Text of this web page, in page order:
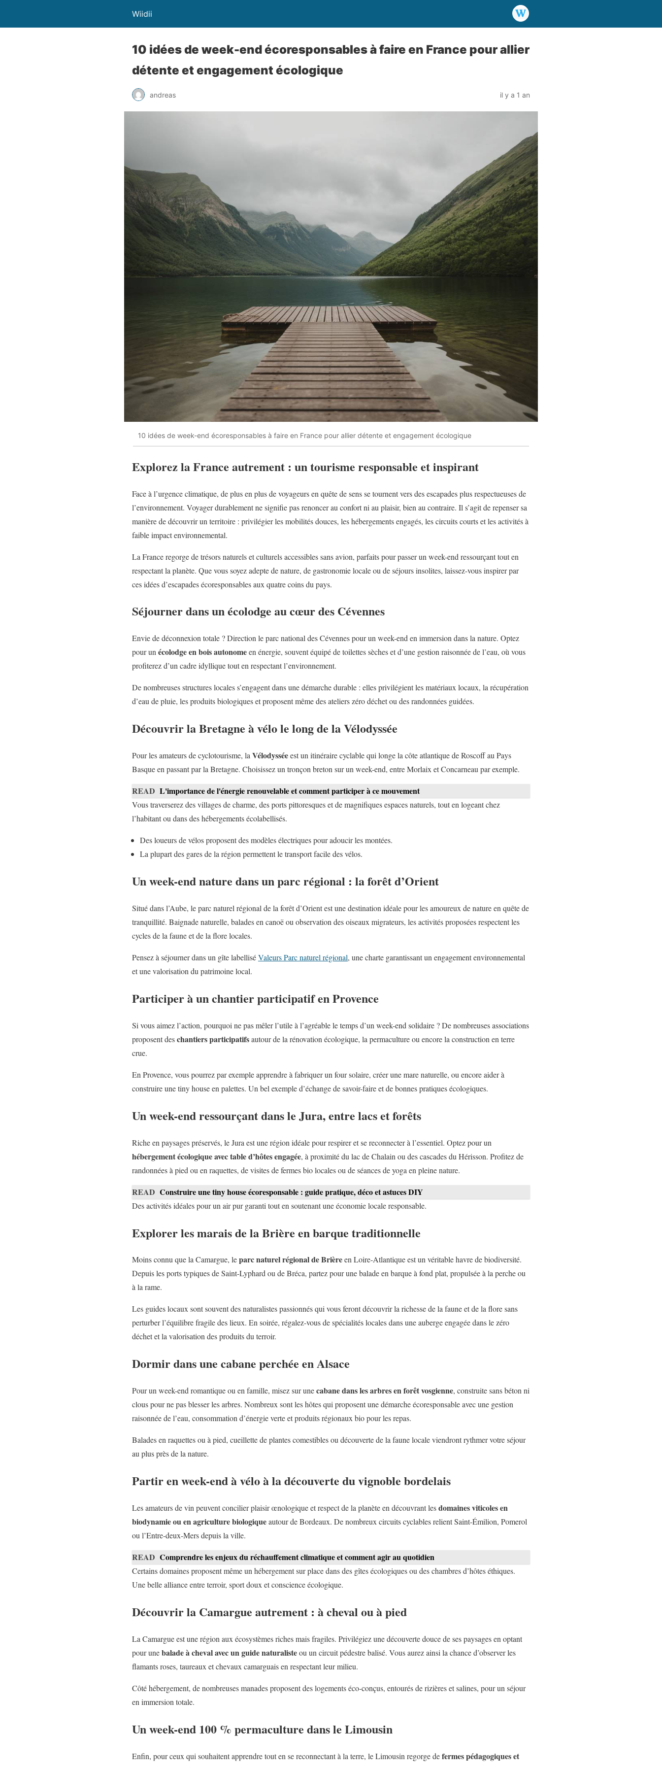
Wiidii
10 idées de week-end écoresponsables à faire en France pour allier
détente et engagement écologique
andreas il y a 1 an
10 idées de week-end écoresponsables à faire en France pour allier détente et engagement écologique
Explorez la France autrement : un tourisme responsable et inspirant
Face à l’urgence climatique, de plus en plus de voyageurs en quête de sens se tournent vers des escapades plus respectueuses de
l’environnement. Voyager durablement ne signifie pas renoncer au confort ni au plaisir, bien au contraire. Il s’agit de repenser sa
manière de découvrir un territoire : privilégier les mobilités douces, les hébergements engagés, les circuits courts et les activités à
faible impact environnemental.
La France regorge de trésors naturels et culturels accessibles sans avion, parfaits pour passer un week-end ressourçant tout en
respectant la planète. Que vous soyez adepte de nature, de gastronomie locale ou de séjours insolites, laissez-vous inspirer par
ces idées d’escapades écoresponsables aux quatre coins du pays.
Séjourner dans un écolodge au cœur des Cévennes
Envie de déconnexion totale ? Direction le parc national des Cévennes pour un week-end en immersion dans la nature. Optez
pour unécolodge en bois autonomeen énergie, souvent équipé de toilettes sèches et d’une gestion raisonnée de l’eau, où vous
profiterez d’un cadre idyllique tout en respectant l’environnement.
De nombreuses structures locales s’engagent dans une démarche durable : elles privilégient les matériaux locaux, la récupération
d’eau de pluie, les produits biologiques et proposent même des ateliers zéro déchet ou des randonnées guidées.
Découvrir la Bretagne à vélo le long de la Vélodyssée
Pour les amateurs de cyclotourisme, la Vélodysséeest un itinéraire cyclable qui longe la côte atlantique de Roscoff au Pays
Basque en passant par la Bretagne. Choisissez un tronçon breton sur un week-end, entre Morlaix et Concarneau par exemple.
READ L'importance de l'énergie renouvelable et comment participer à ce mouvement
Vous traverserez des villages de charme, des ports pittoresques et de magnifiques espaces naturels, tout en logeant chez
l’habitant ou dans des hébergements écolabellisés.
Des loueurs de vélos proposent des modèles électriques pour adoucir les montées.
La plupart des gares de la région permettent le transport facile des vélos.
Un week-end nature dans un parc régional : la forêt d’Orient
Situé dans l’Aube, le parc naturel régional de la forêt d’Orient est une destination idéale pour les amoureux de nature en quête de
tranquillité. Baignade naturelle, balades en canoë ou observation des oiseaux migrateurs, les activités proposées respectent les
cycles de la faune et de la flore locales.
Pensez à séjourner dans un gîte labelliséValeurs Parc naturel régional, une charte garantissant un engagement environnemental
et une valorisation du patrimoine local.
Participer à un chantier participatif en Provence
Si vous aimez l’action, pourquoi ne pas mêler l’utile à l’agréable le temps d’un week-end solidaire ? De nombreuses associations
proposent deschantiers participatifsautour de la rénovation écologique, la permaculture ou encore la construction en terre
crue.
En Provence, vous pourrez par exemple apprendre à fabriquer un four solaire, créer une mare naturelle, ou encore aider à
construire une tiny house en palettes. Un bel exemple d’échange de savoir-faire et de bonnes pratiques écologiques.
Un week-end ressourçant dans le Jura, entre lacs et forêts
Riche en paysages préservés, le Jura est une région idéale pour respirer et se reconnecter à l’essentiel. Optez pour un
hébergement écologique avec table d’hôtes engagée, à proximité du lac de Chalain ou des cascades du Hérisson. Profitez de
randonnées à pied ou en raquettes, de visites de fermes bio locales ou de séances de yoga en pleine nature.
READ Construire une tiny house écoresponsable : guide pratique, déco et astuces DIY
Des activités idéales pour un air pur garanti tout en soutenant une économie locale responsable.
Explorer les marais de la Brière en barque traditionnelle
Moins connu que la Camargue, leparc naturel régional de Brièreen Loire-Atlantique est un véritable havre de biodiversité.
Depuis les ports typiques de Saint-Lyphard ou de Bréca, partez pour une balade en barque à fond plat, propulsée à la perche ou
à la rame.
Les guides locaux sont souvent des naturalistes passionnés qui vous feront découvrir la richesse de la faune et de la flore sans
perturber l’équilibre fragile des lieux. En soirée, régalez-vous de spécialités locales dans une auberge engagée dans le zéro
déchet et la valorisation des produits du terroir.
Dormir dans une cabane perchée en Alsace
Pour un week-end romantique ou en famille, misez sur unecabane dans les arbres en forêt vosgienne, construite sans béton ni
clous pour ne pas blesser les arbres. Nombreux sont les hôtes qui proposent une démarche écoresponsable avec une gestion
raisonnée de l’eau, consommation d’énergie verte et produits régionaux bio pour les repas.
Balades en raquettes ou à pied, cueillette de plantes comestibles ou découverte de la faune locale viendront rythmer votre séjour
au plus près de la nature.
Partir en week-end à vélo à la découverte du vignoble bordelais
Les amateurs de vin peuvent concilier plaisir œnologique et respect de la planète en découvrant lesdomaines viticoles en
biodynamie ou en agriculture biologiqueautour de Bordeaux. De nombreux circuits cyclables relient Saint-Émilion, Pomerol
ou l’Entre-deux-Mers depuis la ville.
READ Comprendre les enjeux du réchauffement climatique et comment agir au quotidien
Certains domaines proposent même un hébergement sur place dans des gîtes écologiques ou des chambres d’hôtes éthiques.
Une belle alliance entre terroir, sport doux et conscience écologique.
Découvrir la Camargue autrement : à cheval ou à pied
La Camargue est une région aux écosystèmes riches mais fragiles. Privilégiez une découverte douce de ses paysages en optant
pour unebalade à cheval avec un guide naturalisteou un circuit pédestre balisé. Vous aurez ainsi la chance d’observer les
flamants roses, taureaux et chevaux camarguais en respectant leur milieu.
Côté hébergement, de nombreuses manades proposent des logements éco-conçus, entourés de rizières et salines, pour un séjour
en immersion totale.
Un week-end 100 % permaculture dans le Limousin
Enfin, pour ceux qui souhaitent apprendre tout en se reconnectant à la terre, le Limousin regorge defermes pédagogiques et